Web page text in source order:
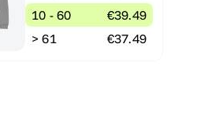
10 - 60
€39.49
> 61
€37.49